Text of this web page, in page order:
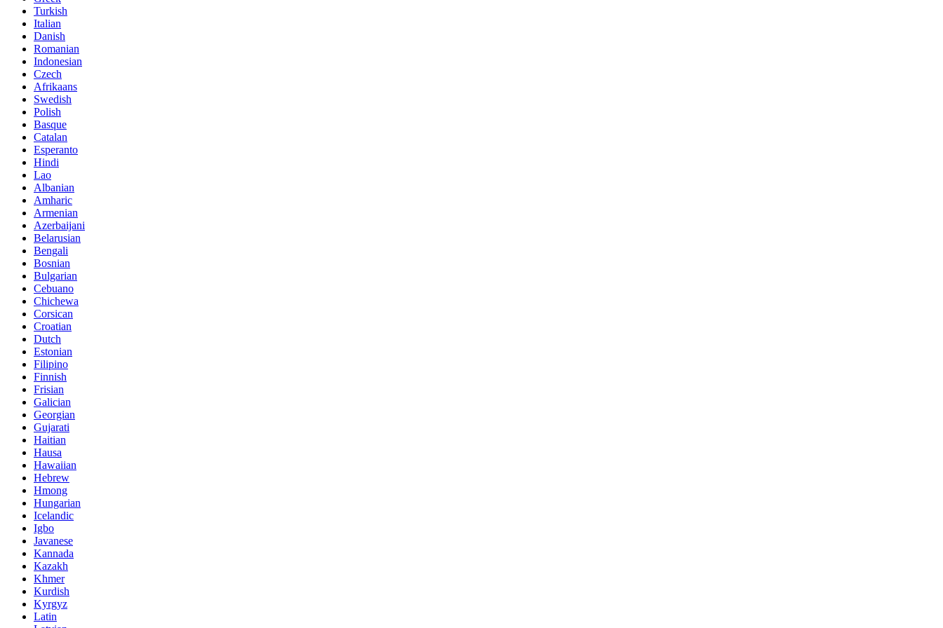
Turkish
Italian
Danish
Romanian
Indonesian
Czech
Afrikaans
Swedish
Polish
Basque
Catalan
Esperanto
Hindi
Lao
Albanian
Amharic
Armenian
Azerbaijani
Belarusian
Bengali
Bosnian
Bulgarian
Cebuano
Chichewa
Corsican
Croatian
Dutch
Estonian
Filipino
Finnish
Frisian
Galician
Georgian
Gujarati
Haitian
Hausa
Hawaiian
Hebrew
Hmong
Hungarian
Icelandic
Igbo
Javanese
Kannada
Kazakh
Khmer
Kurdish
Kyrgyz
Latin